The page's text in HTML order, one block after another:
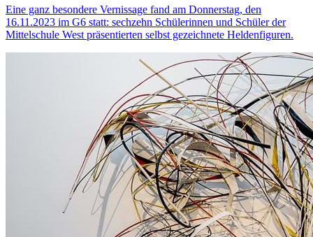
Eine ganz besondere Vernissage fand am Donnerstag, den
16.11.2023 im G6 statt: sechzehn Schülerinnen und Schüler der
Mittelschule West präsentierten selbst gezeichnete Heldenfiguren.